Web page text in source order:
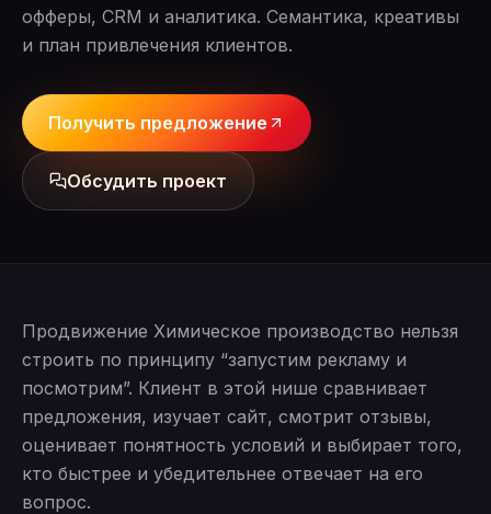
офферы, CRM и аналитика. Семантика, креативы
и план привлечения клиентов.
Получить предложение
Обсудить проект
Продвижение Химическое производство нельзя
строить по принципу “запустим рекламу и
посмотрим”. Клиент в этой нише сравнивает
предложения, изучает сайт, смотрит отзывы,
оценивает понятность условий и выбирает того,
кто быстрее и убедительнее отвечает на его
вопрос.